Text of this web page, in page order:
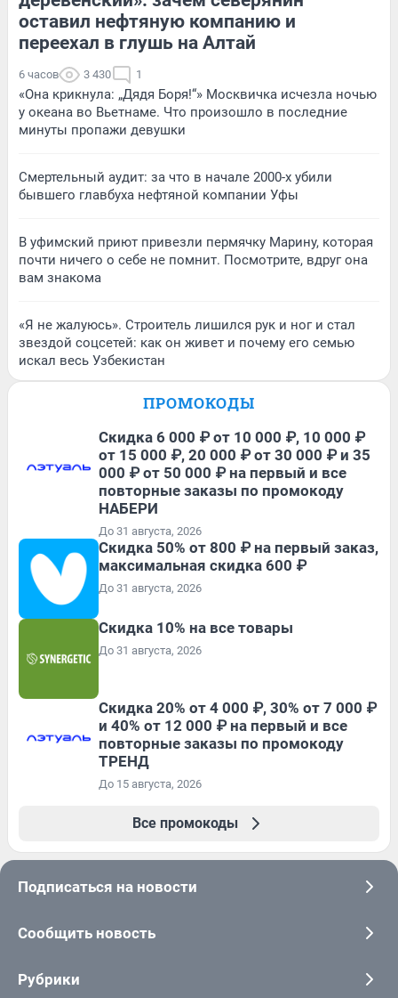
оставил нефтяную компанию и
переехал в глушь на Алтай
6 часов 3 430 1
«Она крикнула: „Дядя Боря!“» Москвичка исчезла ночью
у океана во Вьетнаме. Что произошло в последние
минуты пропажи девушки
Смертельный аудит: за что в начале 2000-х убили
бывшего главбуха нефтяной компании Уфы
В уфимский приют привезли пермячку Марину, которая
почти ничего о себе не помнит. Посмотрите, вдруг она
вам знакома
«Я не жалуюсь». Строитель лишился рук и ног и стал
звездой соцсетей: как он живет и почему его семью
искал весь Узбекистан
ПРОМОКОДЫ
Скидка 6 000 ₽ от 10 000 ₽, 10 000 ₽
от 15 000 ₽, 20 000 ₽ от 30 000 ₽ и 35
000 ₽ от 50 000 ₽ на первый и все
повторные заказы по промокоду
НАБЕРИ
До 31 августа, 2026
Скидка 50% от 800 ₽ на первый заказ,
максимальная скидка 600 ₽
До 31 августа, 2026
Скидка 10% на все товары
До 31 августа, 2026
Скидка 20% от 4 000 ₽, 30% от 7 000 ₽
и 40% от 12 000 ₽ на первый и все
повторные заказы по промокоду
ТРЕНД
До 15 августа, 2026
Все промокоды
Подписаться на новости
Сообщить новость
Рубрики